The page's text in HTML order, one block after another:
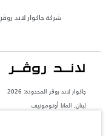
شركة جاكوار لاند روڤر
جاكوار لاند روڨر المحدودة: 2026
لبنان, المانا أوتوموتيف